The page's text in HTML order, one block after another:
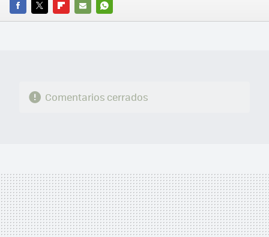
FACEBOOK
TWITTERFLIPBOARD
E-
WHATSAPP
Comentarios cerrados